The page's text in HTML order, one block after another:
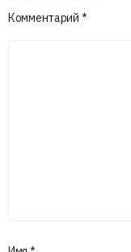
Комментарий *